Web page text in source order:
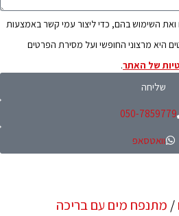
השימוש בהם, כדי ליצור עמי קשר באמצעות
היא מרצוני החופשי ועל מסירת הפרטים
של האתר.
שליחה
050-7859779
וואטסאפ
/ מתנפח מים עם בריכה